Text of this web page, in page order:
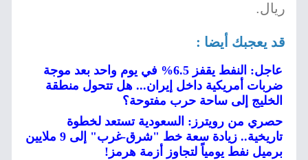
ريال.
قد يعجبك أيضا :
عاجل: النفط يقفز 6.5% في يوم واحد بعد موجة
ضربات أمريكية داخل إيران... هل تتحول منطقة
الخليج إلى ساحة حرب مفتوحة؟
حصري من رويترز: السعودية تستعد لخطوة
تاريخية.. زيادة سعة خط "شرق-غرب" إلى 9 ملايين
برميل نفط يومياً لتجاوز أزمة هرمز!